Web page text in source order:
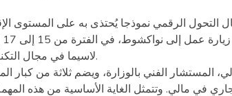
التحول الرقمي نموذجا يُحتذى به على المستوى
لاسيما في مجال التكنولوجيا المالية وفي مجال ضبط وتنظيم هذا القطاع الحيوي.
المستشار الفني بالوزارة، ويضم ثلاثة من
في مالي. وتتمثل الغاية الأساسية من هذه